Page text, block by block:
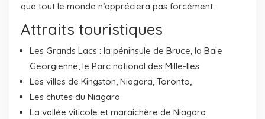
que tout le monde n’appréciera pas forcément.
Attraits touristiques
Les Grands Lacs : la péninsule de Bruce, la Baie
Georgienne, le Parc national des Mille-Iles
Les villes de Kingston, Niagara, Toronto,
Les chutes du Niagara
La vallée viticole et maraichère de Niagara